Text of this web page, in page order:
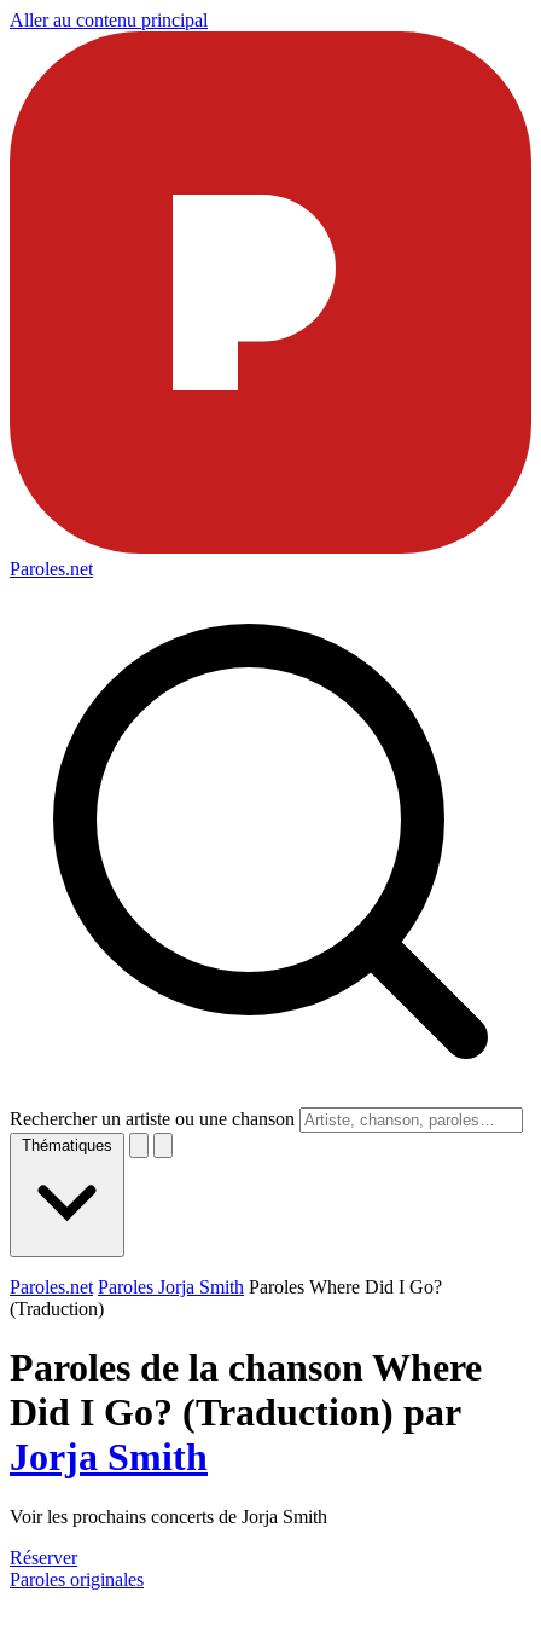
Aller au contenu principal
Paroles.net
Rechercher un artiste ou une chanson
Thématiques
Paroles.net Paroles Jorja Smith Paroles Where Did I Go?
(Traduction)
Paroles de la chanson Where
Did I Go? (Traduction) par
Jorja Smith
Voir les prochains concerts de Jorja Smith
Réserver
Paroles originales